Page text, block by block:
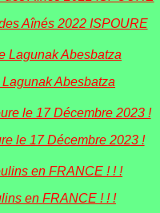
Aînés 2022 ISPOURE
Abesbatza
le 17 Décembre 2023 !
en FRANCE ! ! !